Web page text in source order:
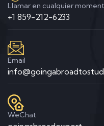
Llamar en cualquier
+1 859-212-6233
Email
WeChat